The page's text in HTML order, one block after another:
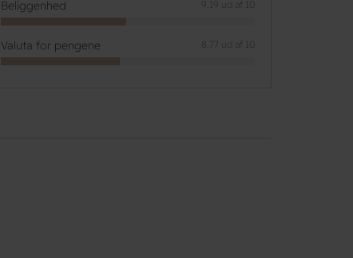
Beliggenhed 9,19 ud af 10
Valuta for pengene 8,77 ud af 10